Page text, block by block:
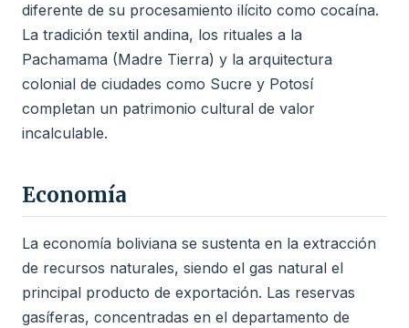
diferente de su procesamiento ilícito como cocaína.
La tradición textil andina, los rituales a la
Pachamama (Madre Tierra) y la arquitectura
colonial de ciudades como Sucre y Potosí
completan un patrimonio cultural de valor
incalculable.
Economía
La economía boliviana se sustenta en la extracción
de recursos naturales, siendo el gas natural el
principal producto de exportación. Las reservas
gasíferas, concentradas en el departamento de